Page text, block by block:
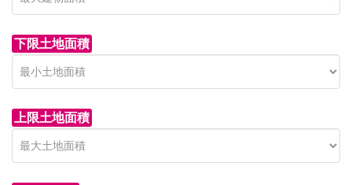
下限土地面積
上限土地面積
on call
Price on call
850